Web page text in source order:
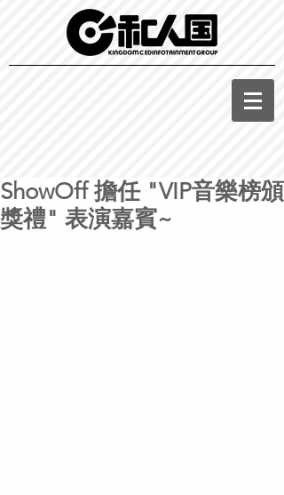
ShowOff 擔任 "VIP音樂榜頒
獎禮" 表演嘉賓~